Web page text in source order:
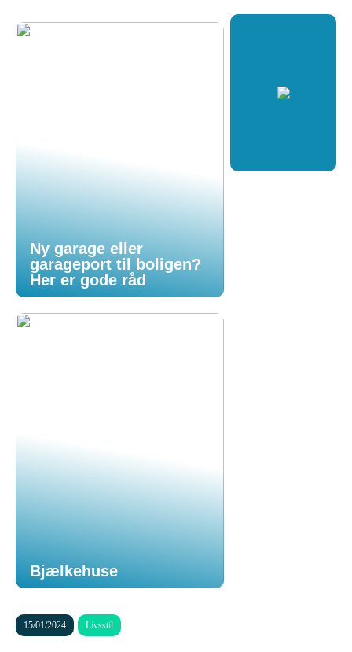
Ny garage eller
garageport til boligen?
Her er gode råd
Bjælkehuse
15/01/2024 Livsstil